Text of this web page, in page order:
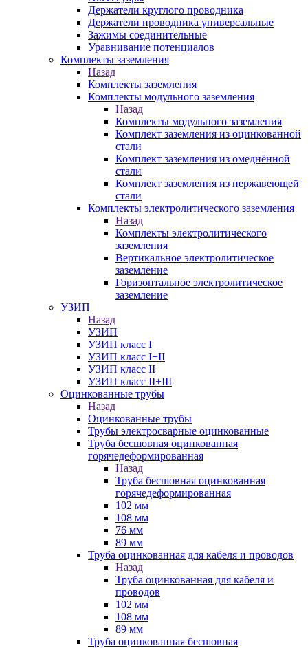
Держатели круглого проводника
Держатели проводника универсальные
Зажимы соединительные
Уравнивание потенциалов
Комплекты заземления
Назад
Комплекты заземления
Комплекты модульного заземления
Назад
Комплекты модульного заземления
Комплект заземления из оцинкованной
стали
Комплект заземления из омеднённой
стали
Комплект заземления из нержавеющей
стали
Комплекты электролитического заземления
Назад
Комплекты электролитического
заземления
Вертикальное электролитическое
заземление
Горизонтальное электролитическое
заземление
УЗИП
Назад
УЗИП
УЗИП класс I
УЗИП класс I+II
УЗИП класс II
УЗИП класс II+III
Оцинкованные трубы
Назад
Оцинкованные трубы
Трубы электросварные оцинкованные
Труба бесшовная оцинкованная
горячедеформированная
Назад
Труба бесшовная оцинкованная
горячедеформированная
102 мм
108 мм
76 мм
89 мм
Труба оцинкованная для кабеля и проводов
Назад
Труба оцинкованная для кабеля и
проводов
102 мм
108 мм
89 мм
Труба оцинкованная бесшовная